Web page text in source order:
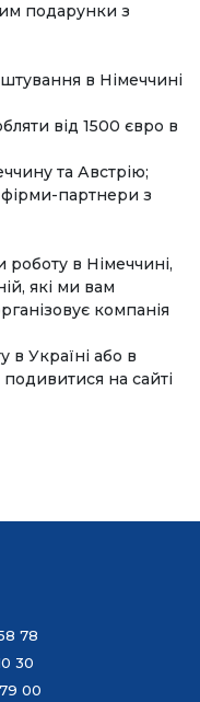
подарунки з
в Німеччині
від 1500 євро в
та Австрію;
партнери з
в Німеччині,
які ми вам
компанія
в Україні або в
на сайті
78
30
00